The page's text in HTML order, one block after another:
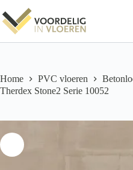
naar
de
inhoud
Home PVC vloeren
Therdex Stone2 Serie 10052